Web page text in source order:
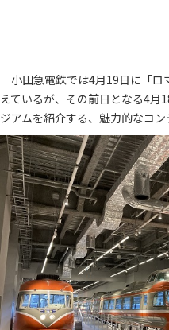
小田急電鉄では4月19日に「ロ
えているが、その前日となる4月
ジアムを紹介する、魅力的なコン